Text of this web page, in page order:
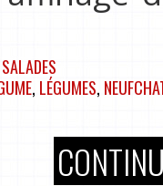
SALADES
, LÉGUMES,